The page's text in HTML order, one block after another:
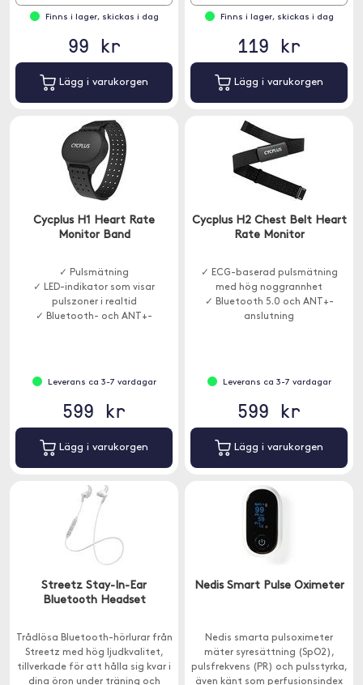
Finns i lager, skickas i dag
99 kr
Lägg i varukorgen
Finns i lager, skickas i dag
119 kr
Lägg i varukorgen
Cycplus H1 Heart Rate
Monitor Band
✓ Pulsmätning
✓ LED-indikator som visar
pulszoner i realtid
✓ Bluetooth- och ANT+-
Leverans ca 3-7 vardagar
599 kr
Lägg i varukorgen
Cycplus H2 Chest Belt Heart
Rate Monitor
✓ ECG-baserad pulsmätning
med hög noggrannhet
✓ Bluetooth 5.0 och ANT+-
anslutning
Leverans ca 3-7 vardagar
599 kr
Lägg i varukorgen
Streetz Stay-In-Ear
Bluetooth Headset
Trådlösa Bluetooth-hörlurar från
Streetz med hög ljudkvalitet,
tillverkade för att hålla sig kvar i
dina öron under träning och
Nedis Smart Pulse Oximeter
Nedis smarta pulsoximeter
mäter syresättning (SpO2),
pulsfrekvens (PR) och pulsstyrka,
även känt som perfusionsindex